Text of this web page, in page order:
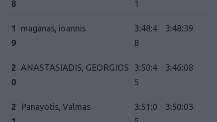
8
1
1
9
maganas, ioannis
3:48:4
8
3:48:39
2
0
ANASTASIADIS, GEORGIOS
3:50:4
5
3:46:08
2
Panayotis, Valmas
3:51:0
3:50:03